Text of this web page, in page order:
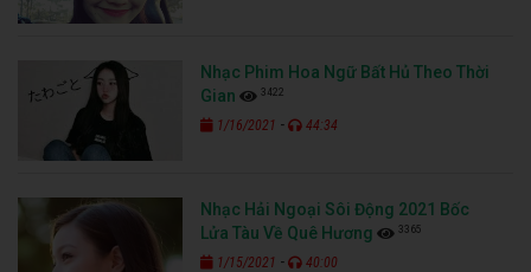
Nhạc Phim Hoa Ngữ Bất Hủ Theo Thời
Gian
3422
1/16/2021 - 44:34
Nhạc Hải Ngoại Sôi Động 2021 Bốc
Lửa Tàu Về Quê Hương
3365
1/15/2021 - 40:00